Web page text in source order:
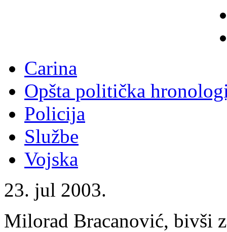
Carina
Opšta politička
Policija
Službe
Vojska
23. jul 2003.
Milorad Bracanović, bivši